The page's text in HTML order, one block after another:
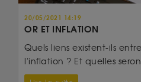
20/05/2021 14:19
OR ET INFLATION
Quels liens existent-ils
l'inflation ? Et quelles